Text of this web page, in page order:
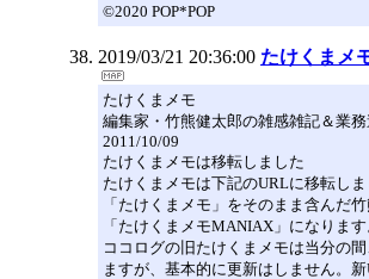
©2020 POP*POP
2019/03/21 20:36:00 たけくまメ
たけくまメモ
編集家・竹熊健太郎の雑感雑記＆業
2011/10/09
たけくまメモは移転しました
たけくまメモは下記のURLに移転し
「たけくまメモ」をそのまま含んだ
「たけくまメモMANIAX」になります
ココログの旧たけくまメモは当分の
ますが、基本的に更新はしません。